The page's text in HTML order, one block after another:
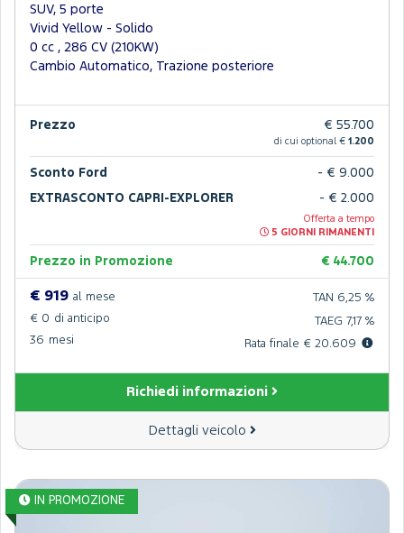
SUV, 5 porte
Vivid Yellow - Solido
0 cc , 286 CV (210KW)
Cambio Automatico, Trazione posteriore
Prezzo € 55.700
di cui optional € 1.200
Sconto Ford - € 9.000
EXTRASCONTO CAPRI-EXPLORER - € 2.000
Offerta a tempo
5 GIORNI RIMANENTI
Prezzo in Promozione € 44.700
€ 919 al mese
€ 0 di anticipo
36 mesi
TAN 6,25 %
TAEG 7,17 %
Rata finale € 20.609
Richiedi informazioni
Dettagli veicolo
IN PROMOZIONE
Elettrica